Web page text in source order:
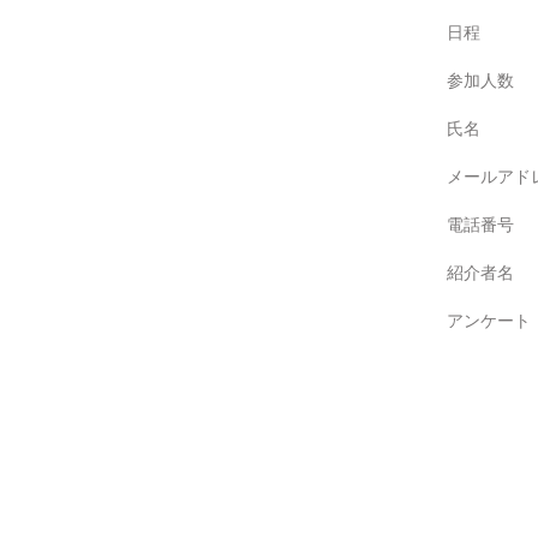
日程
参加人数
氏名
メールアド
電話番号
紹介者名
アンケート